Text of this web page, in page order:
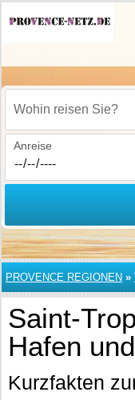
Wohin reisen Sie?
Anreise
PROVENCE REGIONEN »
Saint-
Hafen
Kurzfakten